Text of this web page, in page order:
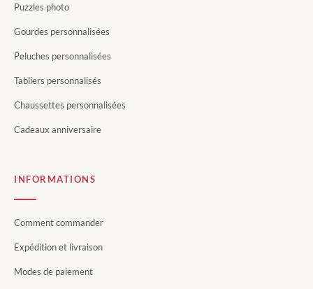
Puzzles photo
Gourdes personnalisées
Peluches personnalisées
Tabliers personnalisés
Chaussettes personnalisées
Cadeaux anniversaire
INFORMATIONS
Comment commander
Expédition et livraison
Modes de paiement